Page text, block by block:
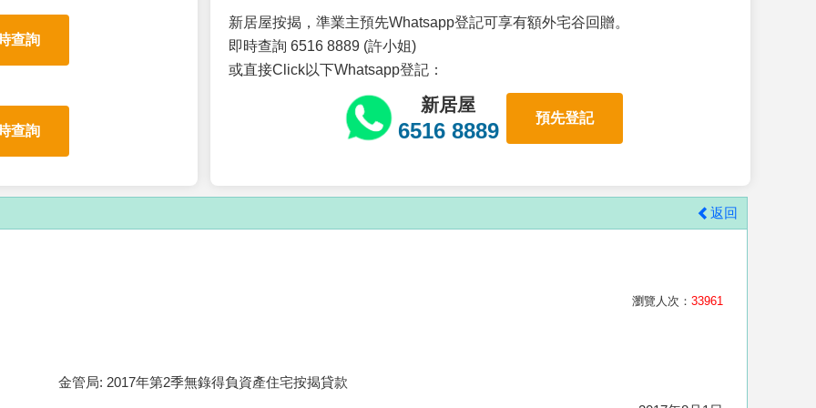
查詢
查詢
新居屋按揭，準業主預先Whatsapp登記可享有額外宅谷回贈。
即時查詢 6516 8889 (許小姐)
或直接Click以下Whatsapp登記：
新居屋
6516 8889
預先登記
返回
瀏覽人次： 33961
金管局: 2017年第2季無錄得負資產住宅按揭貸款